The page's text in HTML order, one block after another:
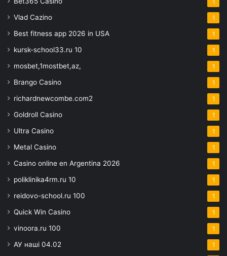
1
Vlad Cazino 1
Best fitness app 2026 in USA 1
kursk-school33.ru 10 1
mosbet,1mostbet,az, 1
Brango Casino 1
richardnewcombe.com2 1
Goldroll Casino 1
Ultra Casino 1
Metal Casino 1
Casino online en Argentina 2026 1
poliklinika4rm.ru 10 1
reidovo-school.ru 100 1
Quick Win Casino 1
vinoora.ru 100 1
АУ наші 04.02 1